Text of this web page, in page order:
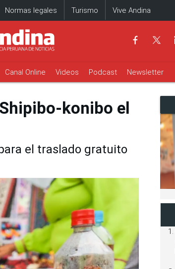
Normas legales Turismo Vive Andina
Canal Online Videos Podcast Newsletter
konibo el
el traslado gratuito